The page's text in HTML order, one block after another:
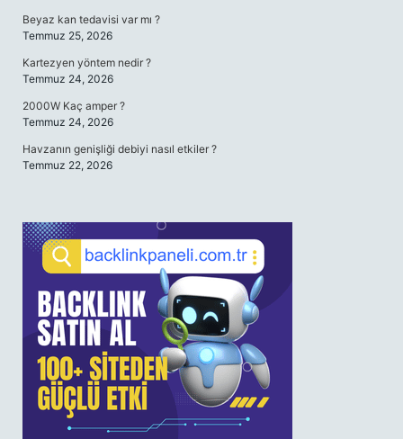
Beyaz kan tedavisi var mı ?
Temmuz 25, 2026
Kartezyen yöntem nedir ?
Temmuz 24, 2026
2000W Kaç amper ?
Temmuz 24, 2026
Havzanın genişliği debiyi nasıl etkiler ?
Temmuz 22, 2026